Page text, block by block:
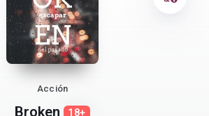
Acción
Broken 18+